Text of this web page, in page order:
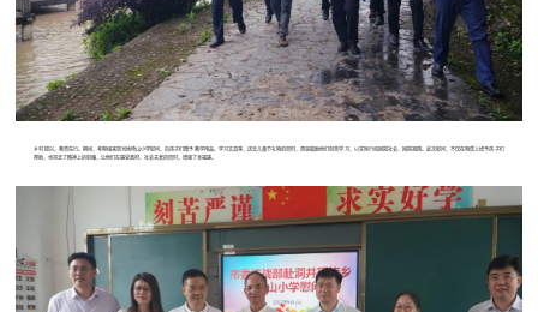
乡村振兴，教育先行。期间，考察组来到当地椅山小学慰问，向孩子们赠予教学用品、学习文具等，送去儿童节礼物的同时，更是鼓励他们刻苦学习，以实际行动回报社会、回报祖国。此次慰问，不仅在物质上给予孩子们
帮助，也带去了精神上的慰藉，让他们在感受政府、社会关爱的同时，增强了幸福感。